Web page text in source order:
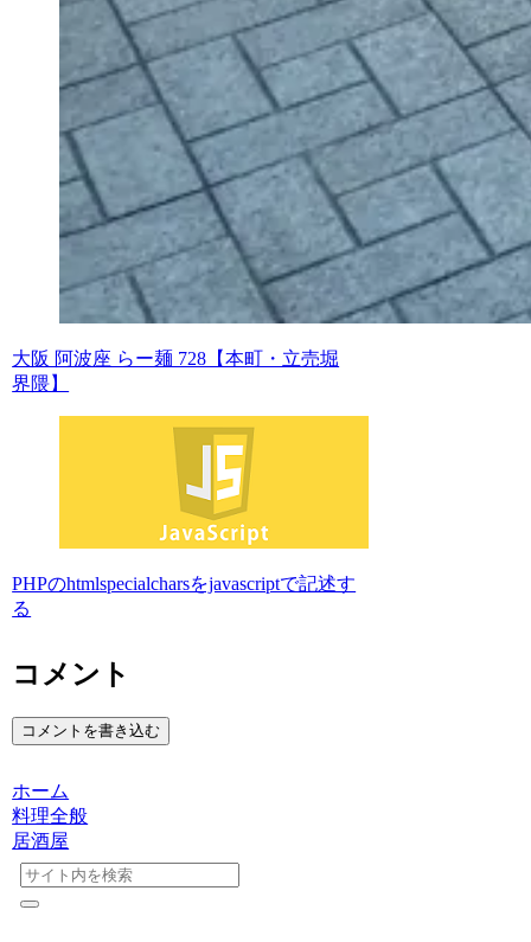
大阪 阿波座 らー麺 728【本町・立売堀
界隈】
PHPのhtmlspecialcharsをjavascriptで記述す
る
コメント
コメントを書き込む
ホーム
料理全般
居酒屋